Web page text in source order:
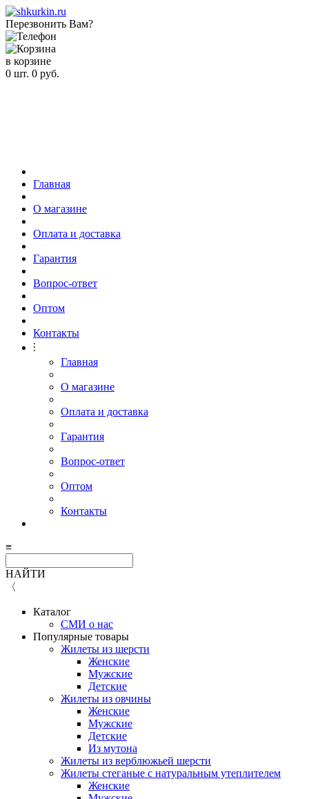
Перезвонить Вам?
в корзине
0 шт. 0 руб.
Главная
О магазине
Оплата и доставка
Гарантия
Вопрос-ответ
Оптом
Контакты
⫶
Главная
О магазине
Оплата и доставка
Гарантия
Вопрос-ответ
Оптом
Контакты
≡
НАЙТИ
〈
Каталог
СМИ о нас
Популярные товары
Жилеты из шерсти
Женские
Мужские
Детские
Жилеты из овчины
Женские
Мужские
Детские
Из мутона
Жилеты из верблюжьей шерсти
Жилеты стеганые с натуральным утеплителем
Женские